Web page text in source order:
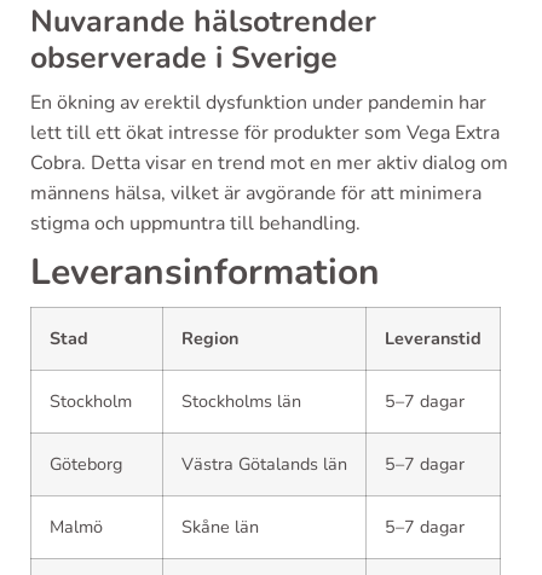
Nuvarande hälsotrender
observerade i Sverige
En ökning av erektil dysfunktion under pandemin har
lett till ett ökat intresse för produkter som Vega Extra
Cobra. Detta visar en trend mot en mer aktiv dialog om
männens hälsa, vilket är avgörande för att minimera
stigma och uppmuntra till behandling.
Leveransinformation
Stad Region Leveranstid
Stockholm Stockholms län 5–7 dagar
Göteborg Västra Götalands län 5–7 dagar
Malmö Skåne län 5–7 dagar